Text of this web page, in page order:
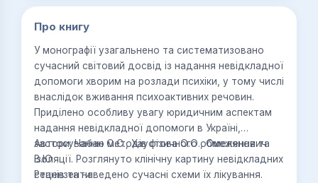
Про книгу
У монографії узагальнено та систематизовано
сучасний світовий досвід із надання невідкладної
допомоги хворим на розлади психіки, у тому числі
внаслідок вживання психоактивних речовин.
Приділено особливу увагу юридичним аспектам
надання невідкладної допомоги в Україні,
застосуванню методів фізичного обмеження та
ізоляції. Розглянуто клінічну картину невідкладних
станів та наведено сучасні схеми їх лікування.
Автори: Чабан О.С., Хаустова О.О., Омелянович
В.Ю
Рецензенти: